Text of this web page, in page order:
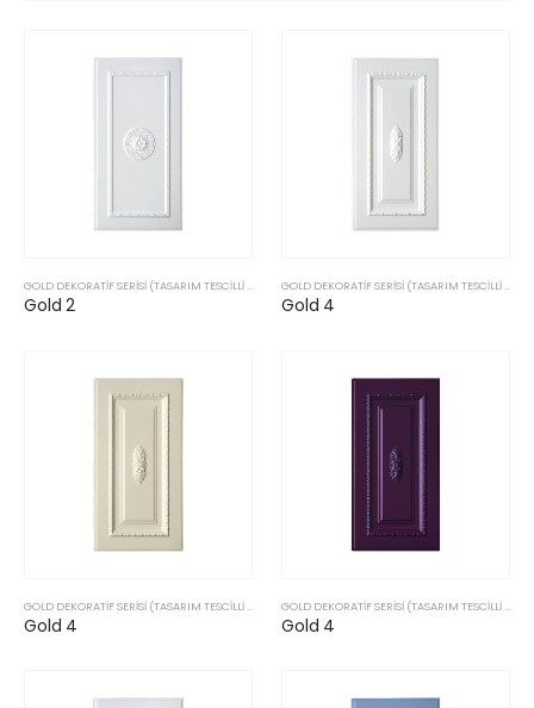
GOLD DEKORATIF SERISI (TASARIM TESCILLI & PATENTLI ÜRÜLERIMIZ)
Gold 2
GOLD DEKORATIF SERISI (TASARIM TESCILLI & PATENTLI ÜRÜLERIMIZ)
Gold 4
Gold 4 Gold 4